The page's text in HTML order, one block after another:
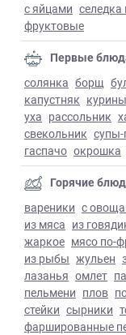
с яйцами
фруктовые
Первые
солянка борщ
капустняк
уха рассольник
свекольник
гаспачо окрошка
Горячие
вареники с
из мяса из
жаркое мясо по-
из рыбы жульен
лазанья омлет
пельмени плов
стейки сырники
фаршированные